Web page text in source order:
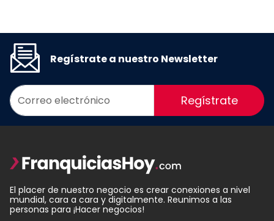
Regístrate a nuestro Newsletter
Regístrate
El placer de nuestro negocio es crear conexiones a nivel
mundial, cara a cara y digitalmente. Reunimos a las
personas para ¡Hacer negocios!